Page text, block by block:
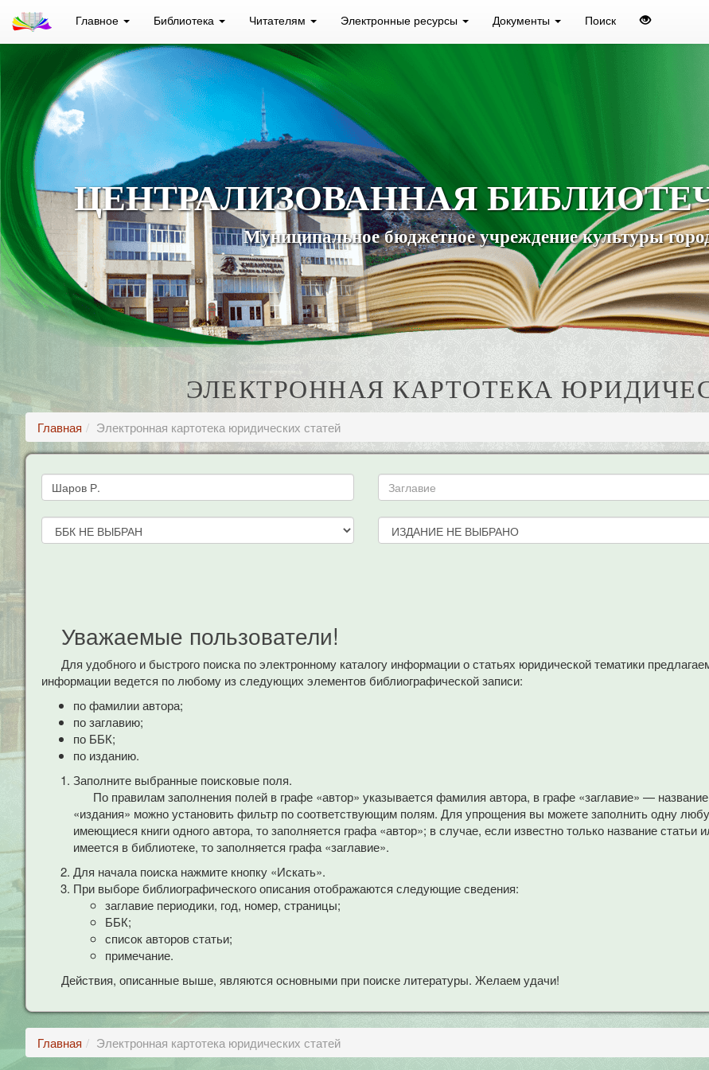
Главное Библиотека Читателям Электронные ресурсы Документы Поиск
ЦЕНТРАЛИЗОВАННАЯ
Муниципальное бюджетное учреждение культуры
ЭЛЕКТРОННАЯ КАРТОТЕКА
Главная Электронная картотека юридических статей
Уважаемые пользователи!
Для удобного и быстрого поиска по электронному каталогу информации о статьях юридической тематики
информации ведется по любому из следующих элементов библиографической записи:
по фамилии автора;
по заглавию;
по ББК;
по изданию.
Заполните выбранные поисковые поля.
По правилам заполнения полей в графе «автор» указывается фамилия автора, в графе «заглавие» —
«издания» можно установить фильтр по соответствующим полям. Для упрощения вы можете заполнить одну
имеющиеся книги одного автора, то заполняется графа «автор»; в случае, если известно только название статьи
имеется в библиотеке, то заполняется графа «заглавие».
Для начала поиска нажмите кнопку «Искать».
При выборе библиографического описания отображаются следующие сведения:
заглавие периодики, год, номер, страницы;
ББК;
список авторов статьи;
примечание.
Действия, описанные выше, являются основными при поиске литературы. Желаем удачи!
Главная Электронная картотека юридических статей